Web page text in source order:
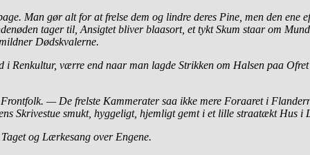
Man gør alt for at frelse dem og lindre deres Pine, men den
tager til, Ansigtet bliver blaasort, et tykt Skum staar om
Dødskvalerne.
i Renkultur, værre end naar man lagde Strikken om Halsen paa
— De frelste Kammerater saa ikke mere Foraaret i
Skrivestue smukt, hyggeligt, hjemligt gemt i et lille straatækt Hus i
og Lærkesang over Engene.